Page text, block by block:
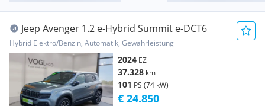
Jeep Avenger 1.2 e-Hybrid Summit e-DCT6
Hybrid Elektro/Benzin, Automatik, Gewährleistung
2024 EZ
37.328 km
101 PS (74 kW)
€ 24.850